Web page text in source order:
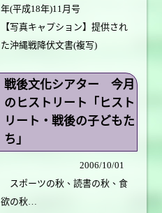
年(平成18年)11月号
【写真キャプション】提供され
た沖縄戦降伏文書(複写)
戦後文化シアター 今月
のヒストリート「ヒスト
リート・戦後の子どもた
ち」
2006/10/01
スポーツの秋、読書の秋、食
欲の秋…